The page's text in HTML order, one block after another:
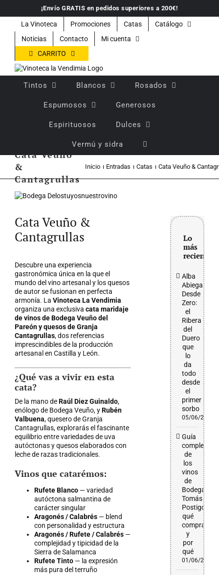
contenido
¡Envío GRATIS en pedidos superiores a 200€!
La Vinoteca Promociones Catas
Catálogo
Noticias
Contacto
Mi cuenta
CARRITO
Tintos Blancos Rosados
Espumosos Generosos
Espirituosos Dulces
Vermú y sidra
Cata Veuño
&
Cantagrullas
Inicio Entradas Catas Cata Veuño &
Ver
grande
Cata Veuño &
Cantagrullas
Descubre una experiencia
gastronómica única en la que el
mundo del vino artesanal y los quesos
de autor se fusionan en perfecta
armonía. La Vinoteca La Vendimia
organiza una exclusiva cata maridaje
de vinos de Bodega Veuño del
Pareón y quesos de Granja
Cantagrullas, dos referencias
imprescindibles de la producción
artesanal en Castilla y León.
¿Qué vas a vivir en esta
cata?
De la mano deRaúl Diez Guinaldo,
enólogo de Bodega Veuño, yRubén
Valbuena, quesero de Granja
Cantagrullas, explorarás el fascinante
equilibrio entre variedades de uva
autóctonas y quesos elaborados con
leche de razas tradicionales.
Vinos que catarémos:
Rufete Blanco — variedad
autóctona salmantina de
carácter singular
Aragonés / Calabrés — blend
con personalidad y estructura
Aragonés / Rufete / Calabrés —
complejidad y tipicidad de la
Sierra de Salamanca
Rufete Tinto — la expresión
más pura del terruño
Lo
más
reciente
Alba
Abiega
Desde
Zero:
el
Ribera
del
Duero
que
lo
da
todo
desde
el
primer
sorbo
05/06/2026
Guía
completa
de
los
vinos
de
Bodega
Tomás
Postigo:
qué
comprar
y
por
qué
01/06/2026